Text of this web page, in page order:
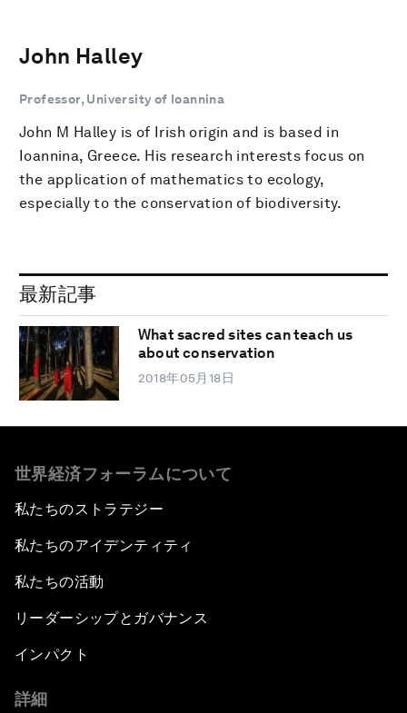
John Halley
Professor, University of Ioannina
John M Halley is of Irish origin and is based in
Ioannina, Greece. His research interests focus on
the application of mathematics to ecology,
especially to the conservation of biodiversity.
最新記事
What sacred sites can teach us
about conservation
2018年05月18日
世界経済フォーラムについて
私たちのストラテジー
私たちのアイデンティティ
私たちの活動
リーダーシップとガバナンス
インパクト
詳細